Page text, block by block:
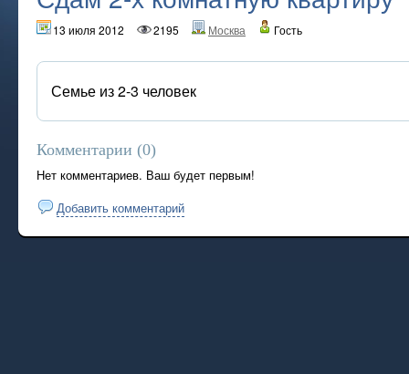
13 июля 2012 2195 Москва Гость
Семье из 2-3 человек
Комментарии (0)
Нет комментариев. Ваш будет первым!
Добавить комментарий